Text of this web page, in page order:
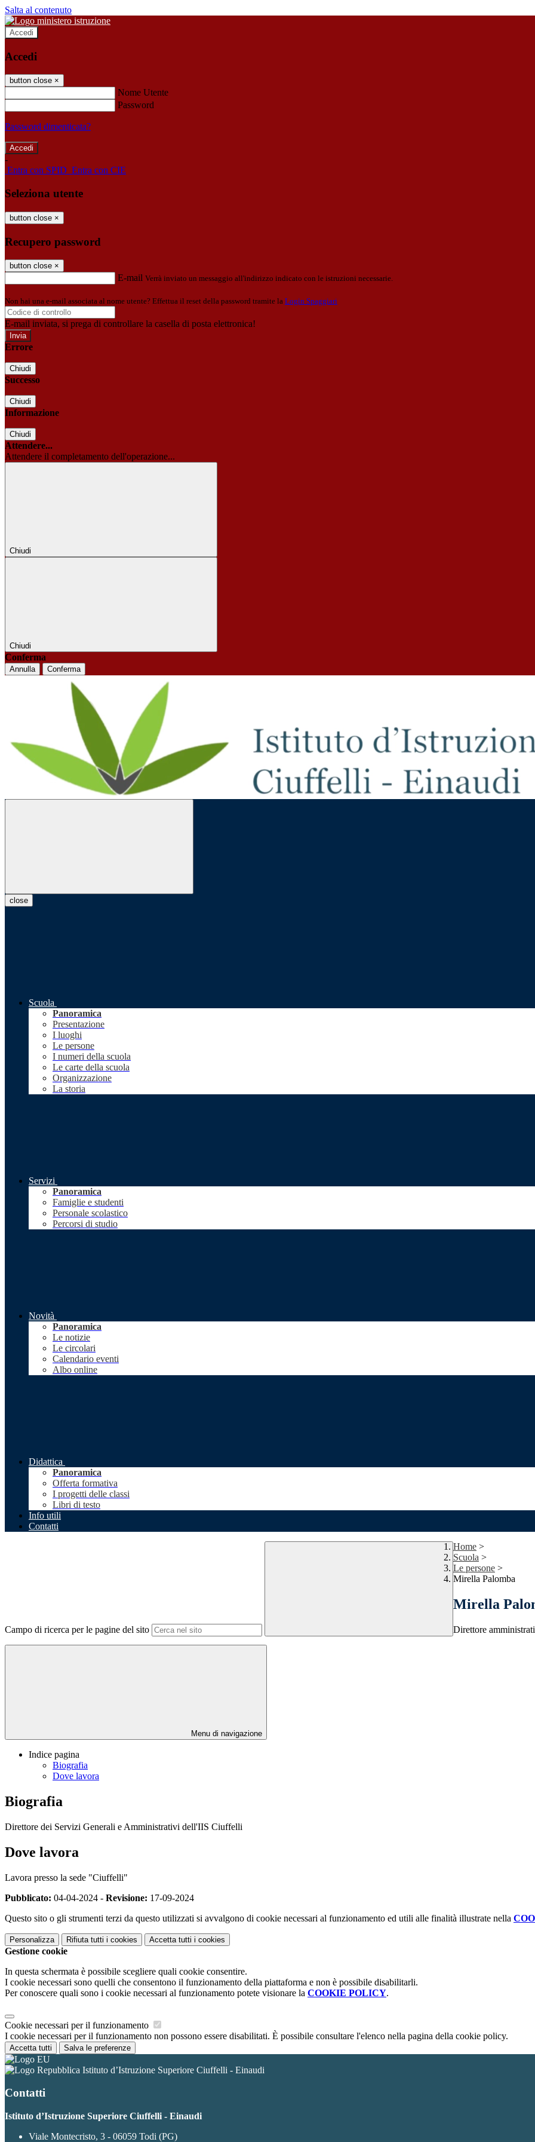
Salta al contenuto
Accedi
Accedi
button close ×
Nome Utente
Password
Password dimenticata?
-
Entra con SPID Entra con CIE
Seleziona utente
button close ×
Recupero password
button close ×
E-mail Verrà inviato un messaggio all'indirizzo indicato con le istruzioni necessarie.
Non hai una e-mail associata al nome utente? Effettua il reset della password tramite la Login Spaggiari
E-mail inviata, si prega di controllare la casella di posta elettronica!
Errore
Chiudi
Successo
Chiudi
Informazione
Chiudi
Attendere...
Attendere il completamento dell'operazione...
Chiudi
Chiudi
Conferma
Annulla Conferma
close
Scuola
Panoramica
Presentazione
I luoghi
Le persone
I numeri della scuola
Le carte della scuola
Organizzazione
La storia
Servizi
Panoramica
Famiglie e studenti
Personale scolastico
Percorsi di studio
Novità
Panoramica
Le notizie
Le circolari
Calendario eventi
Albo online
Didattica
Panoramica
Offerta formativa
I progetti delle classi
Libri di testo
Info utili
Contatti
Campo di ricerca per le pagine del sito
Home >
Scuola >
Le persone >
Mirella Palomba
Mirella
Direttore
Menu di navigazione
Indice pagina
Biografia
Dove lavora
Biografia
Direttore dei Servizi Generali e Amministrativi dell'IIS Ciuffelli
Dove lavora
Lavora presso la sede "Ciuffelli"
Pubblicato: 04-04-2024 - Revisione: 17-09-2024
Questo sito o gli strumenti terzi da questo utilizzati si avvalgono di cookie necessari al funzionamento ed utili alle finalità illustrate nella
Personalizza Rifiuta tutti i cookies Accetta tutti i cookies
Gestione cookie
In questa schermata è possibile scegliere quali cookie consentire.
I cookie necessari sono quelli che consentono il funzionamento della piattaforma e non è possibile disabilitarli.
Per conoscere quali sono i cookie necessari al funzionamento potete visionare la COOKIE POLICY.
Cookie necessari per il funzionamento
I cookie necessari per il funzionamento non possono essere disabilitati. È possibile consultare l'elenco nella pagina della cookie policy.
Accetta tutti Salva le preferenze
Istituto d’Istruzione Superiore Ciuffelli - Einaudi
Contatti
Istituto d’Istruzione Superiore Ciuffelli - Einaudi
Viale Montecristo, 3 - 06059 Todi (PG)